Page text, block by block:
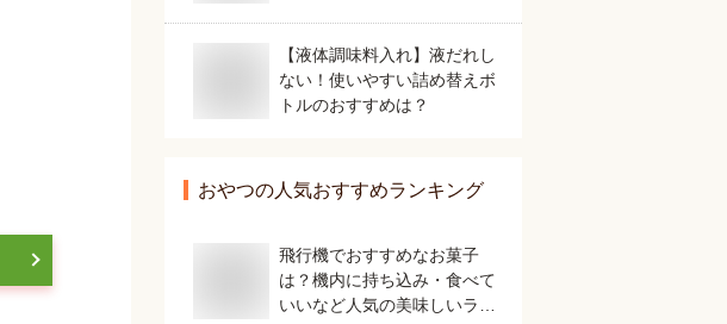
【液体調味料入れ】液だれし
ない！使いやすい詰め替えボ
トルのおすすめは？
おやつの人気おすすめランキング
飛行機でおすすめなお菓子
は？機内に持ち込み・食べて
いいなど人気の美味しいラン